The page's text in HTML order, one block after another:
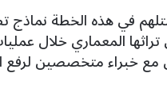
في هذه الخطة نماذج
المعماري خلال
خبراء متخصصين لرفع